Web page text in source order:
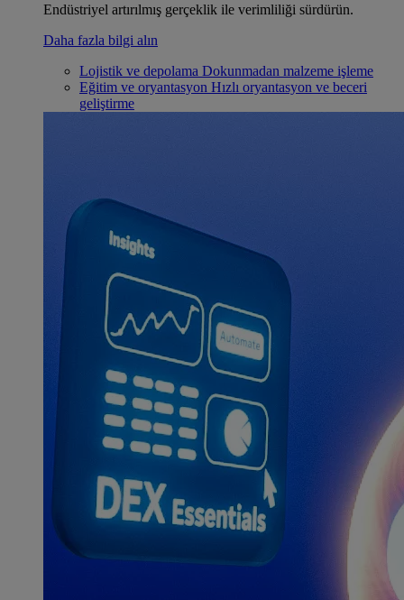
Endüstriyel artırılmış gerçeklik ile verimliliği sürdürün.
Daha fazla bilgi alın
Lojistik ve depolama Dokunmadan malzeme işleme
Eğitim ve oryantasyon Hızlı oryantasyon ve beceri
geliştirme